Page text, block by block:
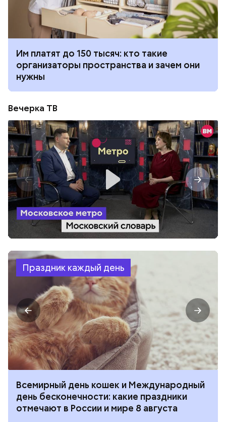
Им платят до 150 тысяч: кто такие
организаторы пространства и зачем они
нужны
Вечерка ТВ
Праздник каждый день
Всемирный день кошек и Международный
день бесконечности: какие праздники
отмечают в России и мире 8 августа